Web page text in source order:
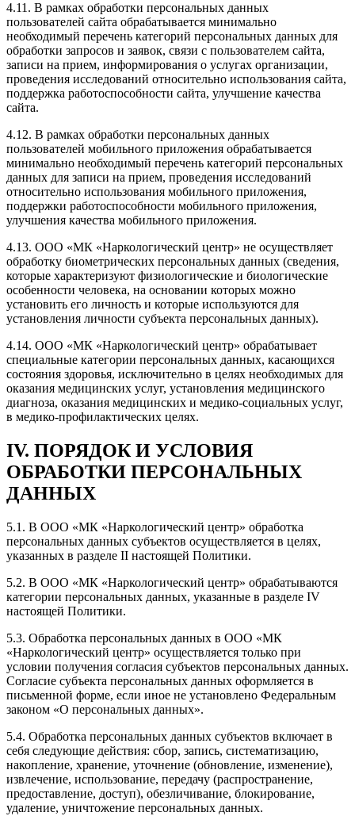
4.11. В рамках обработки персональных данных
пользователей сайта обрабатывается минимально
необходимый перечень категорий персональных данных для
обработки запросов и заявок, связи с пользователем сайта,
записи на прием, информирования о услугах организации,
проведения исследований относительно использования сайта,
поддержка работоспособности сайта, улучшение качества
сайта.
4.12. В рамках обработки персональных данных
пользователей мобильного приложения обрабатывается
минимально необходимый перечень категорий персональных
данных для записи на прием, проведения исследований
относительно использования мобильного приложения,
поддержки работоспособности мобильного приложения,
улучшения качества мобильного приложения.
4.13. ООО «МК «Наркологический центр» не осуществляет
обработку биометрических персональных данных (сведения,
которые характеризуют физиологические и биологические
особенности человека, на основании которых можно
установить его личность и которые используются для
установления личности субъекта персональных данных).
4.14. ООО «МК «Наркологический центр» обрабатывает
специальные категории персональных данных, касающихся
состояния здоровья, исключительно в целях необходимых для
оказания медицинских услуг, установления медицинского
диагноза, оказания медицинских и медико-социальных услуг,
в медико-профилактических целях.
IV. ПОРЯДОК И УСЛОВИЯ
ОБРАБОТКИ ПЕРСОНАЛЬНЫХ
ДАННЫХ
5.1. В ООО «МК «Наркологический центр» обработка
персональных данных субъектов осуществляется в целях,
указанных в разделе II настоящей Политики.
5.2. В ООО «МК «Наркологический центр» обрабатываются
категории персональных данных, указанные в разделе IV
настоящей Политики.
5.3. Обработка персональных данных в ООО «МК
«Наркологический центр» осуществляется только при
условии получения согласия субъектов персональных данных.
Согласие субъекта персональных данных оформляется в
письменной форме, если иное не установлено Федеральным
законом «О персональных данных».
5.4. Обработка персональных данных субъектов включает в
себя следующие действия: сбор, запись, систематизацию,
накопление, хранение, уточнение (обновление, изменение),
извлечение, использование, передачу (распространение,
предоставление, доступ), обезличивание, блокирование,
удаление, уничтожение персональных данных.